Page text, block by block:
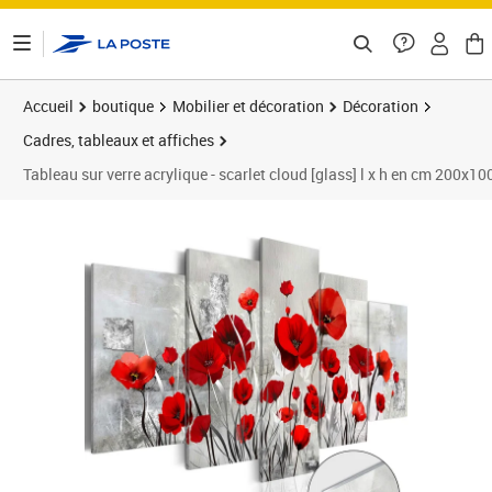
Accueil boutique Mobilier et décoration
Décoration
Cadres, tableaux et affiches
Tableau sur verre acrylique - scarlet cloud [glass] l x h en cm